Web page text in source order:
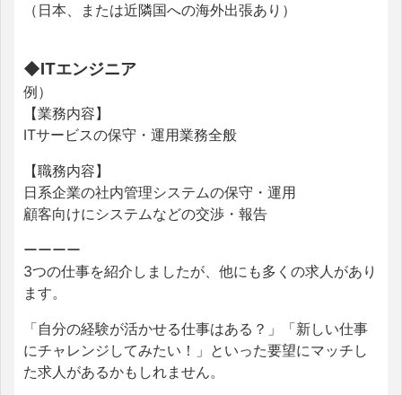
（日本、または近隣国への海外出張あり）
◆ITエンジニア
例）
【業務内容】
ITサービスの保守・運用業務全般
【職務内容】
日系企業の社内管理システムの保守・運用
顧客向けにシステムなどの交渉・報告
ーーーー
3つの仕事を紹介しましたが、他にも多くの求人があり
ます。
「自分の経験が活かせる仕事はある？」「新しい仕事
にチャレンジしてみたい！」といった要望にマッチし
た求人があるかもしれません。